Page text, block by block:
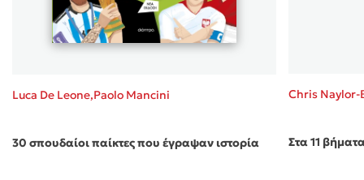
Luca De Leone,Paolo Mancini
30 σπουδαίοι παίκτες που έγραψαν ιστορία
Chris Naylor-
Στα 11